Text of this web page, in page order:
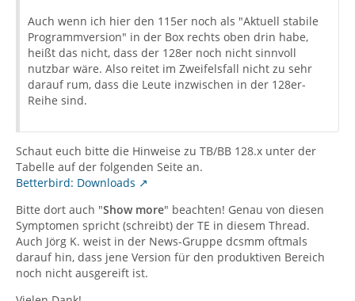
Auch wenn ich hier den 115er noch als "Aktuell stabile
Programmversion" in der Box rechts oben drin habe,
heißt das nicht, dass der 128er noch nicht sinnvoll
nutzbar wäre. Also reitet im Zweifelsfall nicht zu sehr
darauf rum, dass die Leute inzwischen in der 128er-
Reihe sind.
Schaut euch bitte die Hinweise zu TB/BB 128.x unter der
Tabelle auf der folgenden Seite an.
Betterbird: Downloads
Bitte dort auch "Show more" beachten! Genau von diesen
Symptomen spricht (schreibt) der TE in diesem Thread.
Auch Jörg K. weist in der News-Gruppe dcsmm oftmals
darauf hin, dass jene Version für den produktiven Bereich
noch nicht ausgereift ist.